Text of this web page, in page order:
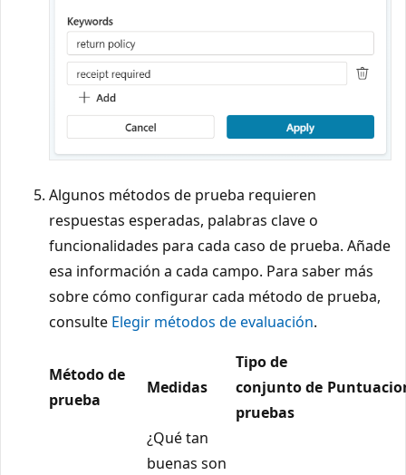
Algunos métodos de prueba requieren
respuestas esperadas, palabras clave o
funcionalidades para cada caso de prueba. Añade
esa información a cada campo. Para saber más
sobre cómo configurar cada método de prueba,
consulte Elegir métodos de evaluación.
Método de
prueba
Medidas
Tipo de
conjunto de
pruebas
¿Qué tan
buenas son